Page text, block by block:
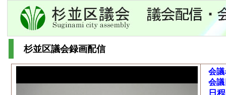
杉並区議会録画配信
会
会